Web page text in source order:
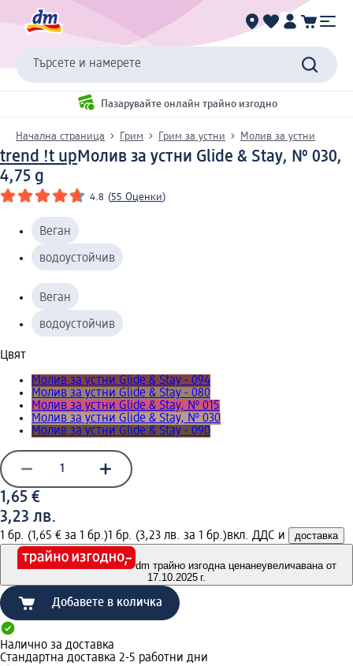
Търсете и намерете
Пазарувайте онлайн трайно изгодно
Начална страница Грим Грим за устни Молив за устни
trend !t upМолив за устни Glide & Stay, № 030,
4,75 g
4.8 (55 Оценки)
Веган
водоустойчив
Веган
водоустойчив
Цвят
Молив за устни Glide & Stay - 094
Молив за устни Glide & Stay - 080
Молив за устни Glide & Stay, № 015
Молив за устни Glide & Stay, № 030
Молив за устни Glide & Stay - 090
1,65 €
3,23 лв.
1 бр. (1,65 € за 1 бр.)1 бр. (3,23 лв. за 1 бр.)вкл. ДДС и доставка
dm трайно изгодна ценанеувеличавана от
17.10.2025 г.
Добавете в количка
Налично за доставка
Стандартна доставка 2-5 работни дни